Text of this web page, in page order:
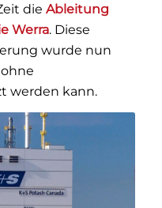
die Ableitung
Werra. Diese
wurde nun
werden kann.